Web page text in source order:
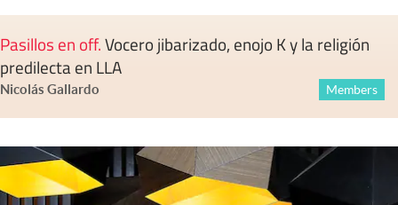
Pasillos en off.Vocero jibarizado, enojo K y la religión
predilecta en LLA
Nicolás Gallardo Members